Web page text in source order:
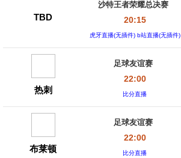
TBD
沙特王者荣耀总决赛
20:15
虎牙直播(无插件) b站直播(无插件)
热刺
足球友谊赛
22:00
比分直播
布莱顿
足球友谊赛
22:00
比分直播